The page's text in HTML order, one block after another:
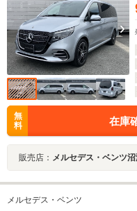
無
料
在庫
販売店： メルセデス・ベンツ
メルセデス・ベンツ